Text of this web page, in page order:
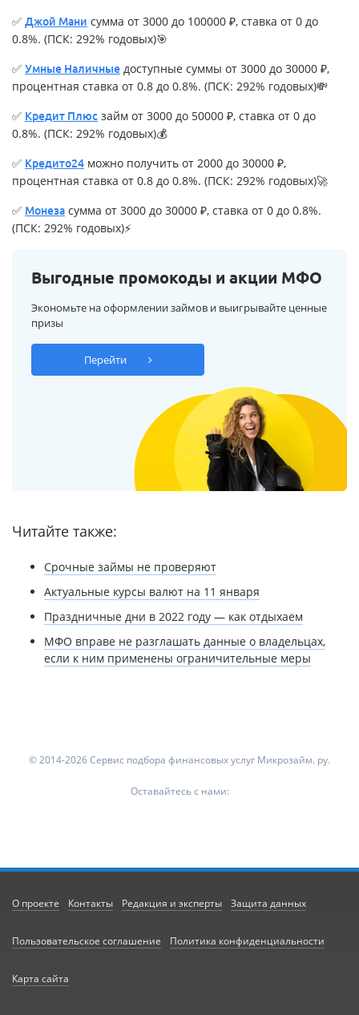
✅ Джой Мани сумма от 3000 до 100000 ₽, ставка от 0 до
0.8%. (ПСК: 292% годовых)🎯
✅ Умные Наличные доступные суммы от 3000 до 30000 ₽,
процентная ставка от 0.8 до 0.8%. (ПСК: 292% годовых)💸
✅ Кредит Плюс займ от 3000 до 50000 ₽, ставка от 0 до
0.8%. (ПСК: 292% годовых)💰
✅ Кредито24 можно получить от 2000 до 30000 ₽,
процентная ставка от 0.8 до 0.8%. (ПСК: 292% годовых)🚀
✅ Монеза сумма от 3000 до 30000 ₽, ставка от 0 до 0.8%.
(ПСК: 292% годовых)⚡
Выгодные промокоды и акции МФО
Экономьте на оформлении займов и выигрывайте ценные
призы
Перейти
Читайте также:
Срочные займы не проверяют
Актуальные курсы валют на 11 января
Праздничные дни в 2022 году — как отдыхаем
МФО вправе не разглашать данные о владельцах,
если к ним применены ограничительные меры
© 2014-2026 Сервис подбора финансовых услуг Микрозайм. ру.
Оставайтесь с нами:
О проекте Контакты Редакция и эксперты Защита данных
Пользовательское соглашение Политика конфиденциальности
Карта сайта